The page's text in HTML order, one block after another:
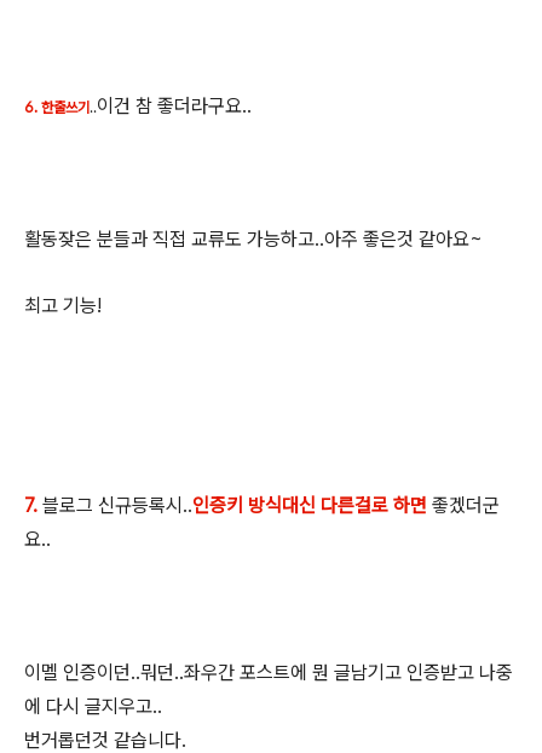
6. 한줄쓰기 ..이건 참 좋더라구요..
활동잦은 분들과 직접 교류도 가능하고..아주 좋은것 같아요~
최고 기능!
7. 블로그 신규등록시..인증키 방식대신 다른걸로 하면 좋겠더군
요..
이멜 인증이던..뭐던..좌우간 포스트에 뭔 글남기고 인증받고 나중
에 다시 글지우고..
번거롭던것 같습니다.